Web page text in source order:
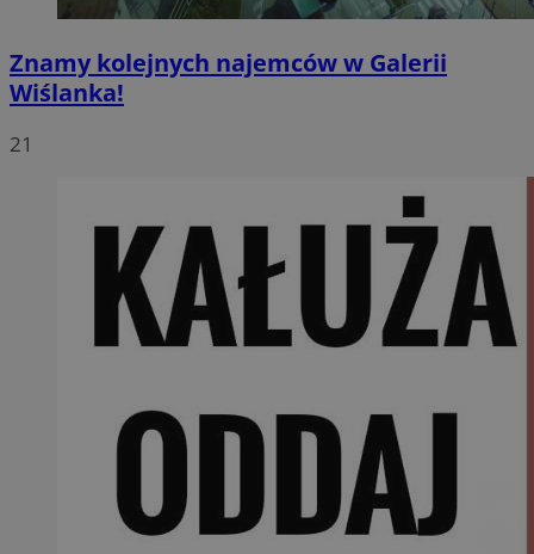
Znamy kolejnych najemców w Galerii
Wiślanka!
21